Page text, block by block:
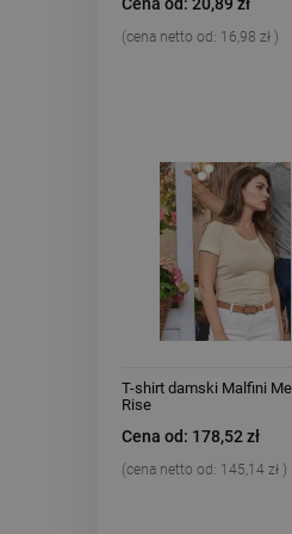
Cena od: 20,89 zł
(cena netto od: 16,98 zł )
T-shirt damski Malfini
Rise
Cena od: 178,52 zł
(cena netto od: 145,14 zł )